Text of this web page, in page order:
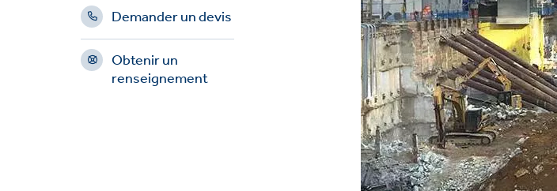
Demander un devis
Obtenir un
renseignement